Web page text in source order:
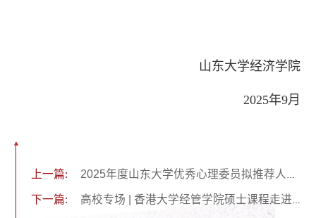
山东大学经济学院
2025年9月
上一篇: 2025年度山东大学优秀心理委员拟推荐人选公示
下一篇: 高校专场 | 香港大学经管学院硕士课程走进山东大学专场宣讲会